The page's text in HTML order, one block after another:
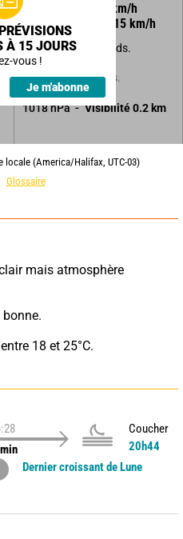
km/h
Rafales à
15 km/h
Brumes et brouillards.
Sans précipitations.
1018hPa Visibilité 0.2 km
À 15 JOURS
vous !
Je m'abonne
locale (America/Halifax, UTC-03)
Glossaire
mais atmosphère
18 et 25°C.
Coucher
20h44
Dernier croissant de Lune